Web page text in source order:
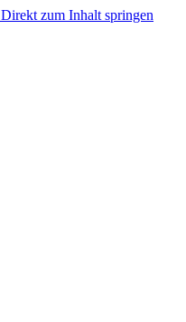
Direkt zum Inhalt springen